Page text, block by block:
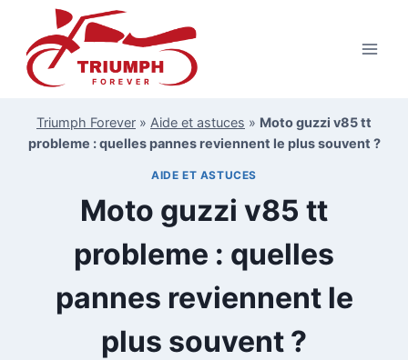
contenu
Triumph Forever » Aide et astuces » Moto guzzi v85 tt
probleme : quelles pannes reviennent le plus souvent ?
AIDE ET ASTUCES
Moto guzzi v85 tt
probleme : quelles
pannes reviennent le
plus souvent ?